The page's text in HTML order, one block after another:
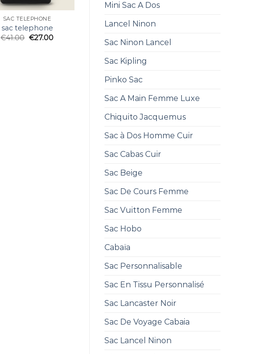
Mini Sac A Dos
Lancel Ninon
Sac Ninon Lancel
Sac Kipling
Pinko Sac
Sac A Main Femme Luxe
Chiquito Jacquemus
Sac à Dos Homme Cuir
Sac Cabas Cuir
Sac Beige
Sac De Cours Femme
Sac Vuitton Femme
Sac Hobo
Cabaïa
Sac Personnalisable
Sac En Tissu Personnalisé
Sac Lancaster Noir
Sac De Voyage Cabaia
Sac Lancel Ninon
SAC TELEPHONE
sac telephone
€41.00 €27.00